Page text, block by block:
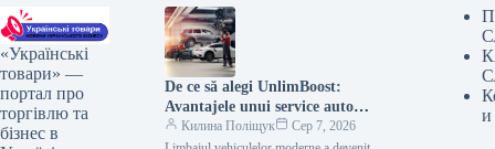
«Українські
товари» —
портал про
торгівлю та
бізнес в
De ce să alegi UnlimBoost:
Avantajele unui service auto
modern în Chișinău
Килина Поліщук
Сер 7, 2026
и